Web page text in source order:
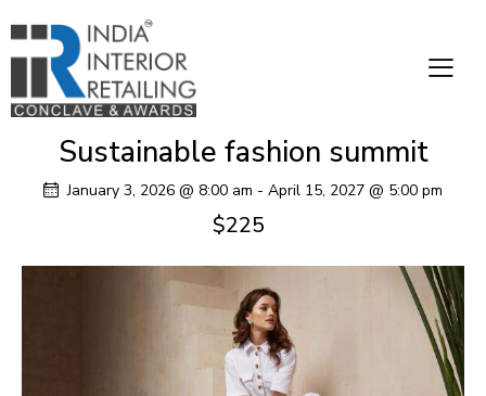
Sustainable fashion summit
January 3, 2026 @ 8:00 am - April 15, 2027 @ 5:00 pm
$225